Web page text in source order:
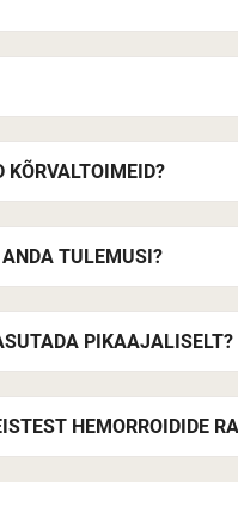
KÕRVALTOIMEID?
TULEMUSI?
PIKAAJALISELT?
HEMORROIDIDE